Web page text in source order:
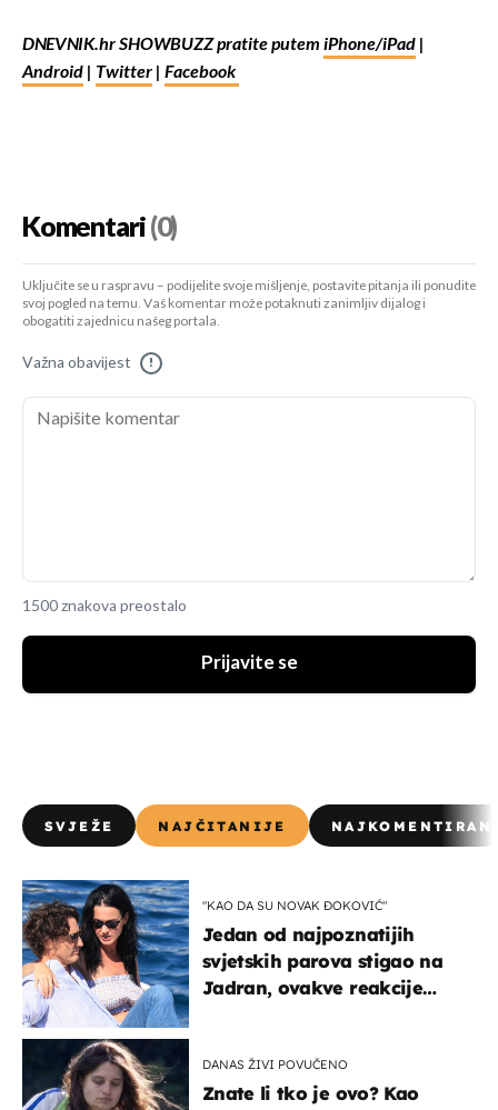
DNEVNIK.hr SHOWBUZZ pratite putem iPhone/iPad |
Android | Twitter | Facebook
Komentari(0)
Uključite se u raspravu – podijelite svoje mišljenje, postavite pitanja ili ponudite
svoj pogled na temu. Vaš komentar može potaknuti zanimljiv dijalog i
obogatiti zajednicu našeg portala.
Važna obavijest !
1500 znakova preostalo
Prijavite se
SVJEŽE NAJČITANIJE
"KAO DA SU NOVAK ĐOKOVIĆ"
Jedan od najpoznatijih
svjetskih parova stigao na
Jadran, ovakve reakcije
DANAS ŽIVI POVUČENO
Znate li tko je ovo? Kao